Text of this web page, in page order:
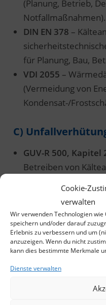
Cookie-
verwalten
Wir verwenden Technologien
speichern und/oder darauf
Erlebnis zu verbessern und um
anzuzeigen. Wenn du nicht
kann dies bestimmte Merkmale
Dienste verwalten
(Planung, Betrieb,
Notfallmaßnahmen).
DIN EN 378 –
für Planung, Bau,
VDI 2055 –
(Vermeidung von
Kondensat-/
C)
GUV-R 500, Kapitel
Betreiben von
DGUV Vorschriften/
Anforderungen zu
sicherem Betrieb.
Wichtig: Diese
ineinander. In der